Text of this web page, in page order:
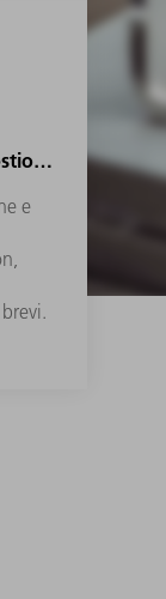
Tim Ungerer, responsabile gestione prodotto tecnologia della lamiera, MERZ GmbH
e